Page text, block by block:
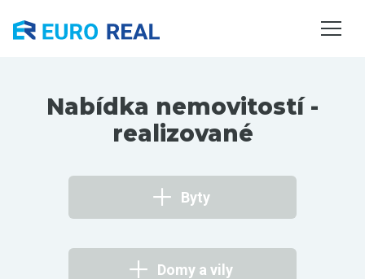
SLUŽBY
KONTAKTYNabídka nemovitostí -
realizované
Byty
Domy a vily